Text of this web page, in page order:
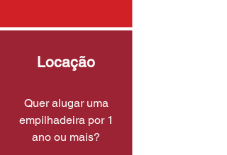
Locação
Quer alugar uma
empilhadeira por 1
ano ou mais?